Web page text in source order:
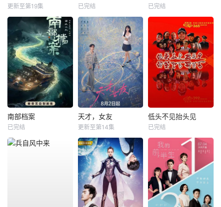
更新至第19集 已完结 已完结
南部档案
已完结
天才，女友
更新至第14集
低头不见抬头见
已完结